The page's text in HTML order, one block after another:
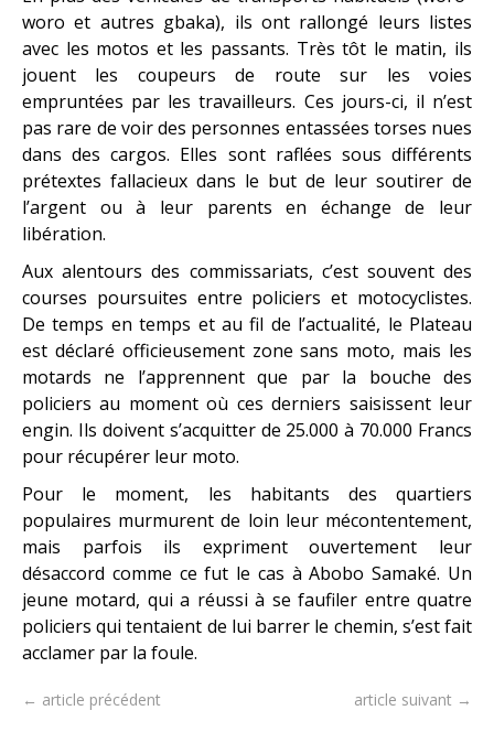
woro et autres gbaka), ils ont rallongé leurs listes
avec les motos et les passants. Très tôt le matin, ils
jouent les coupeurs de route sur les voies
empruntées par les travailleurs. Ces jours-ci, il n’est
pas rare de voir des personnes entassées torses nues
dans des cargos. Elles sont raflées sous différents
prétextes fallacieux dans le but de leur soutirer de
l’argent ou à leur parents en échange de leur
libération.
Aux alentours des commissariats, c’est souvent des
courses poursuites entre policiers et motocyclistes.
De temps en temps et au fil de l’actualité, le Plateau
est déclaré officieusement zone sans moto, mais les
motards ne l’apprennent que par la bouche des
policiers au moment où ces derniers saisissent leur
engin. Ils doivent s’acquitter de 25.000 à 70.000 Francs
pour récupérer leur moto.
Pour le moment, les habitants des quartiers
populaires murmurent de loin leur mécontentement,
mais parfois ils expriment ouvertement leur
désaccord comme ce fut le cas à Abobo Samaké. Un
jeune motard, qui a réussi à se faufiler entre quatre
policiers qui tentaient de lui barrer le chemin, s’est fait
acclamer par la foule.
← article précédent article suivant →